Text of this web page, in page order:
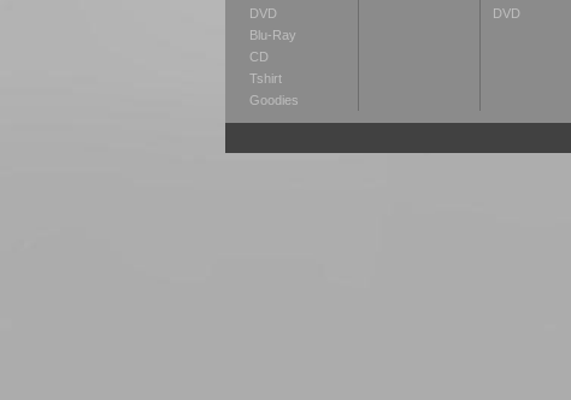
DVD
Blu-Ray
CD
Tshirt
Goodies
DVD